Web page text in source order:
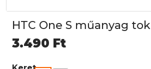
HTC One S műanyag tok
3.490 Ft